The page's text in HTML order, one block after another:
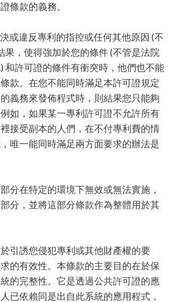
條款的義務。
或違反專利的指控或任何其他原因 (不
果，使得強加於您的條件 (不管是法院
和許可證的條件有衝突時，他們也不能
款。在您不能同時滿足本許可證規定
義務來發佈程式時，則結果您只能夠
如，如果某一專利許可證不允許所有
接受副本的人們，在不付專利費的情
唯一能同時滿足兩方面要求的辦法是
分在特定的環境下無效或無法實施，
分，並將這部分條款作為整體用於其
引誘您侵犯專利或其他財產權的要
的有效性。本條款的主要目的在於保
的完整性。它是透過公共許可證的應
已依賴同是出自此系統的應用程式，